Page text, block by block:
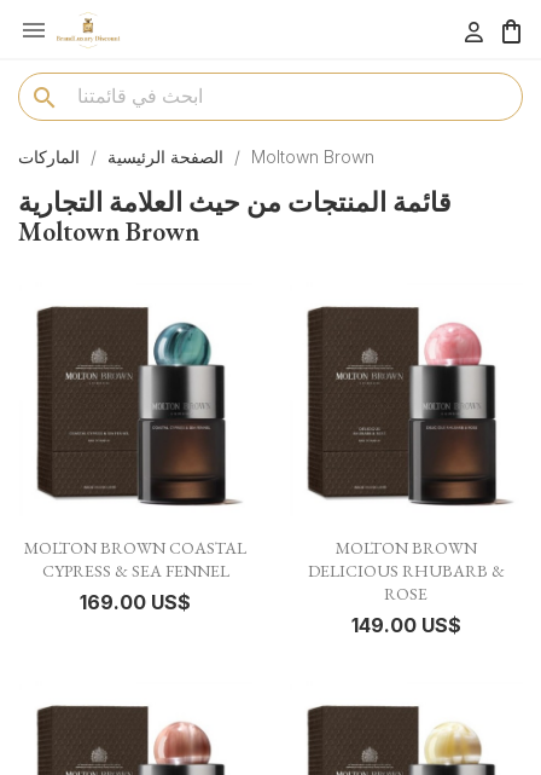
menu 
search
الصفحة الرئيسية الماركات Moltown Brown
قائمة المنتجات من حيث العلامة التجارية
Moltown Brown
MOLTON BROWN COASTAL
CYPRESS & SEA FENNEL
169.00 US$
MOLTON BROWN
DELICIOUS RHUBARB &
ROSE
149.00 US$